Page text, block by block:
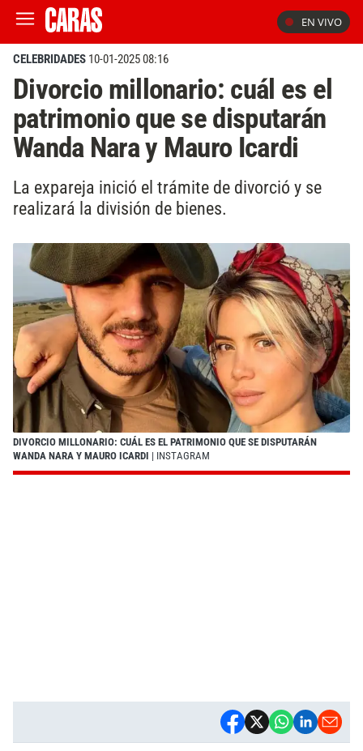
EN VIVO
CELEBRIDADES 10-01-2025 08:16
Divorcio millonario: cuál es el
patrimonio que se disputarán
Wanda Nara y Mauro Icardi
La expareja inició el trámite de divorció y se
realizará la división de bienes.
DIVORCIO MILLONARIO: CUÁL ES EL PATRIMONIO QUE SE DISPUTARÁN
WANDA NARA Y MAURO ICARDI | INSTAGRAM